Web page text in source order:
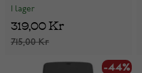
I lager
715,00 Kr
319,00 Kr
-44%